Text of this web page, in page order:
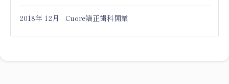
2018年 12月 Cuore矯正歯科開業